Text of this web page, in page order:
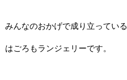
みんなのおかげで成り立っている
はごろもランジェリーです。